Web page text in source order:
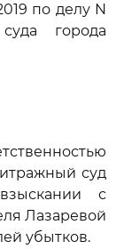
по делу N
города
суд
с
Лазаревой
убытков.